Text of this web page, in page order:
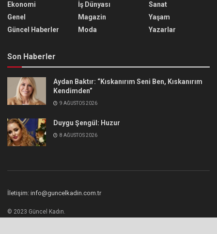
Ekonomi
Genel
Güncel Haberler
İş Dünyası
Magazin
Moda
Sanat
Yaşam
Yazarlar
Son Haberler
Aydan Baktır: “Kıskanırım Seni Ben, Kıskanırım
Kendimden”
9 AĞUSTOS 2026
Duygu Şengül: Huzur
8 AĞUSTOS 2026
İletişim: info@guncelkadin.com.tr
© 2023 Güncel Kadın.